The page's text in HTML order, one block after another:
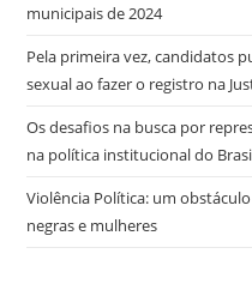
municipais de 2024
Pela primeira vez, candidatos
sexual ao fazer o registro na
Os desafios na busca por
na política institucional do
Violência Política: um
negras e mulheres